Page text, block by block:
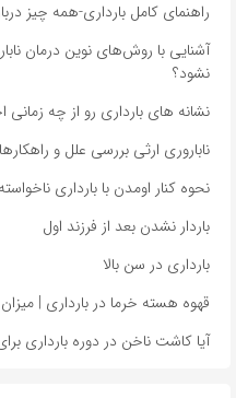
راهنمای کامل بارداری-همه چیز
آشنایی با روش‌های نوین درمان
نشود؟
نشانه های بارداری رو از چه
ناباروری ارثی بررسی علل و راهکارها
نحوه کنار اومدن با بارداری ناخواسته
باردار نشدن بعد از فرزند اول
بارداری در سن بالا
قهوه هسته خرما در بارداری |
آیا کاشت ناخن در دوره بارداری